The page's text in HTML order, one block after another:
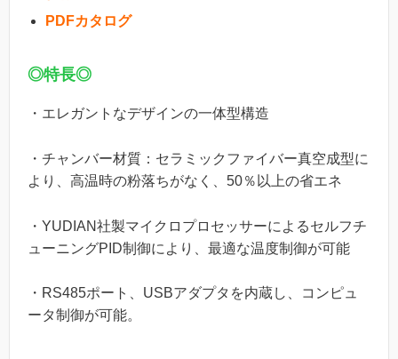
PDFカタログ
◎特長◎
・エレガントなデザインの一体型構造
・チャンバー材質：セラミックファイバー真空成型に
より、高温時の粉落ちがなく、50％以上の省エネ
・YUDIAN社製マイクロプロセッサーによるセルフチ
ューニングPID制御により、最適な温度制御が可能
・RS485ポート、USBアダプタを内蔵し、コンピュ
ータ制御が可能。